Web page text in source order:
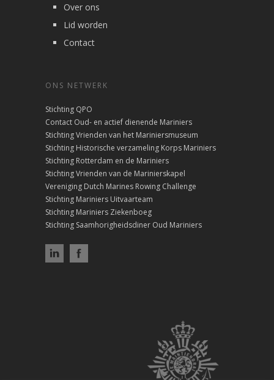
Over ons
Lid worden
Contact
ONS NETWERK
Stichting QPO
Contact Oud- en actief dienende Mariniers
Stichting Vrienden van het Mariniersmuseum
Stichting Historische verzameling Korps Mariniers
Stichting Rotterdam en de Mariniers
Stichting Vrienden van de Marinierskapel
Vereniging Dutch Marines Rowing Challenge
Stichting Mariniers Uitvaarteam
Stichting Mariniers Ziekenboeg
Stichting Saamhorigheidsdiner Oud Mariniers